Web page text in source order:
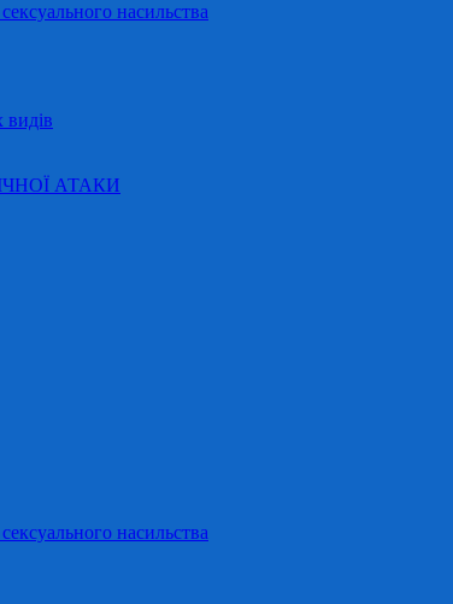
насильства
видів
АТАКИ
насильства